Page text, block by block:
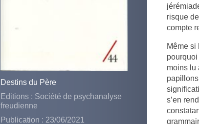
Destins du Père
Editions : Société de psychanalyse
freudienne
Publication : 23/06/2021
risque
compte
Même si
moins lu
s’en